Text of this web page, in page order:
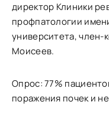
директор Клиники
профпатологии
университета,
Моисеев.
Опрос: 77%
поражения почек и